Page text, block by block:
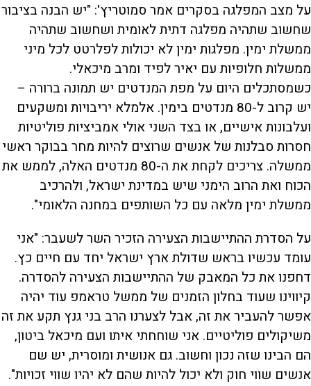
על מצב המפלגה בסקרים אמר סמוטריץ': "יש הבנה בציבור
שחשוב שתהיה מפלגה דתית לאומית ושחשוב שתהיה
ממשלת ימין. מפלגות ימין לא יכולות לפלרטט לכל מיני
ממשלות חלופיות עם יאיר לפיד ומרב מיכאלי.
כשמסתכלים היום על מפת המנדטים יש תמונה ברורה –
יש קרוב ל-80 מנדטים בימין. אלמלא יריבויות ומשקעים
ועלבונות אישיים, או בצד השני אולי אמביציות פוליטיות
חסרות סבלנות של אנשים שרוצים להיות מחר בבוקר ראשי
ממשלה. צריכים לקחת את ה-80 מנדטים האלה, לממש את
הכוח ואת הרוב הימני שיש במדינת ישראל, ולהרכיב
ממשלת ימין מלאה עם כל השותפים במחנה הלאומי".
על הסדרת ההתיישבות הצעירה הזכיר השר לשעבר: "אני
עומד עכשיו בראש שדולת ארץ ישראל יחד עם חיים כץ.
דחפנו את כל המאבק של ההתיישבות הצעירה להסדרה.
קיווינו שעוד בחלון הזמנים של ממשל טראמפ עוד יהיה
אפשר להעביר את זה, אבל לצערנו הרב בני גנץ תקע את זה
משיקולים פוליטיים. אני שוחחתי איתו ועם מיכאל ביטון,
הם הבינו שזה נכון וחשוב. גם אנושית ומוסרית, יש שם
אנשים שווי חוק ולא יכול להיות שהם לא יהיו שווי זכויות".